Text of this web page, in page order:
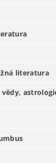
literatura
vědy,